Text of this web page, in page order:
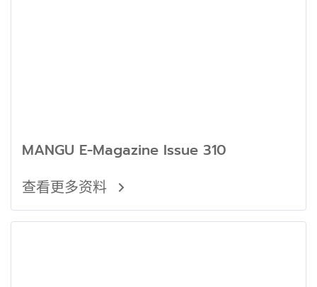
MANGU E-Magazine Issue 310
查看更多资料